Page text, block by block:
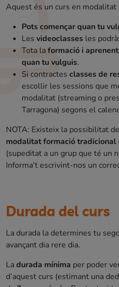
Aquest és un curs en modalitat
Pots començar quan tu
Les videoclasses les
Tota laformació i
quan tu vulguis.
Si contractes classes de
escollir les sessions que
modalitat (streaming o
Tarragona) segons el
NOTA: Existeix la possibilitat
modalitat formació tradicional
(supeditat a un grup que té un
Informa't escrivint-nos un
Durada del curs
La durada la determines tu
avançant dia rere dia.
Ladurada mínima per poder
d’aquest curs (estimant una